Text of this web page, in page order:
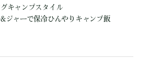
キャンプスタイル
ジャーで保冷ひんやりキャンプ飯